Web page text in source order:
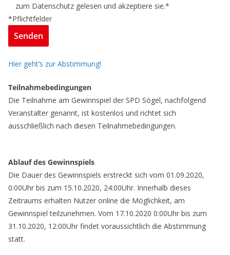
zum Datenschutz gelesen und akzeptiere sie.*
*Pflichtfelder
Hier geht’s zur Abstimmung!
Teilnahmebedingungen
Die Teilnahme am Gewinnspiel der SPD Sögel, nachfolgend
Veranstalter genannt, ist kostenlos und richtet sich
ausschließlich nach diesen Teilnahmebedingungen.
Ablauf des Gewinnspiels
Die Dauer des Gewinnspiels erstreckt sich vom 01.09.2020,
0:00Uhr bis zum 15.10.2020, 24:00Uhr. Innerhalb dieses
Zeitraums erhalten Nutzer online die Möglichkeit, am
Gewinnspiel teilzunehmen. Vom 17.10.2020 0:00Uhr bis zum
31.10.2020, 12:00Uhr findet voraussichtlich die Abstimmung
statt.